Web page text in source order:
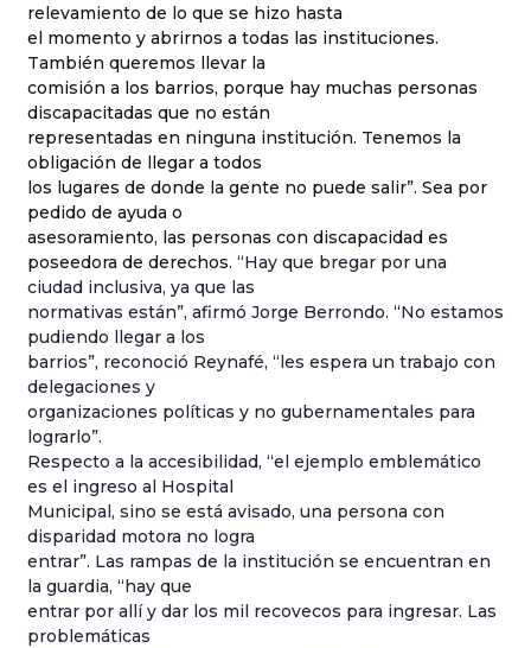
relevamiento de lo que se hizo hasta
el momento y abrirnos a todas las instituciones.
También queremos llevar la
comisión a los barrios, porque hay muchas personas
discapacitadas que no están
representadas en ninguna institución. Tenemos la
obligación de llegar a todos
los lugares de donde la gente no puede salir”. Sea por
pedido de ayuda o
asesoramiento, las personas con discapacidad es
poseedora de derechos. “Hay que bregar por una
ciudad inclusiva, ya que las
normativas están”, afirmó Jorge Berrondo. “No estamos
pudiendo llegar a los
barrios”, reconoció Reynafé, “les espera un trabajo con
delegaciones y
organizaciones políticas y no gubernamentales para
lograrlo”.
Respecto a la accesibilidad, “el ejemplo emblemático
es el ingreso al Hospital
Municipal, sino se está avisado, una persona con
disparidad motora no logra
entrar”. Las rampas de la institución se encuentran en
la guardia, “hay que
entrar por allí y dar los mil recovecos para ingresar. Las
problemáticas